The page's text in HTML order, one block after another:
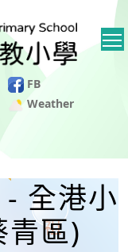
FB
Weather
全港小
青區)